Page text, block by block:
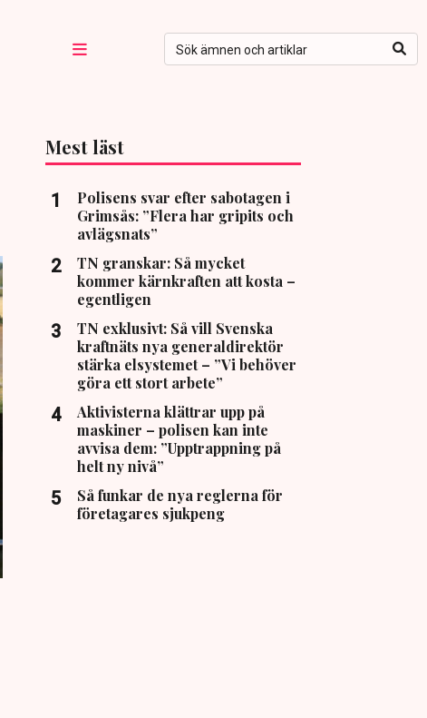
Mest läst
Polisens svar efter sabotagen i
Grimsås: ”Flera har gripits och
avlägsnats”
TN granskar: Så mycket
kommer kärnkraften att kosta –
egentligen
TN exklusivt: Så vill Svenska
kraftnäts nya generaldirektör
stärka elsystemet – ”Vi behöver
göra ett stort arbete”
Aktivisterna klättrar upp på
maskiner – polisen kan inte
avvisa dem: ”Upptrappning på
helt ny nivå”
Så funkar de nya reglerna för
företagares sjukpeng